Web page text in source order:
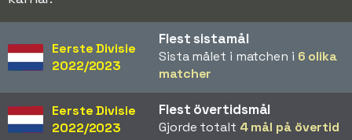
Eerste Divisie
2022/2023
Flest sistamål
Sista målet i matchen i 6 olika
matcher
Eerste Divisie
2022/2023
Flest övertidsmål
Gjorde totalt 4 mål på övertid